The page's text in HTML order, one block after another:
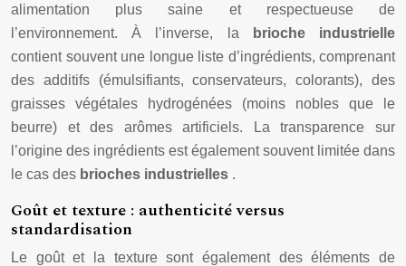
alimentation plus saine et respectueuse de
l’environnement. À l’inverse, la
brioche industrielle
contient souvent une longue liste d’ingrédients, comprenant
des additifs (émulsifiants, conservateurs, colorants), des
graisses végétales hydrogénées (moins nobles que le
beurre) et des arômes artificiels. La transparence sur
l’origine des ingrédients est également souvent limitée dans
le cas des brioches industrielles .
Goût et texture : authenticité versus
standardisation
Le goût et la texture sont également des éléments de